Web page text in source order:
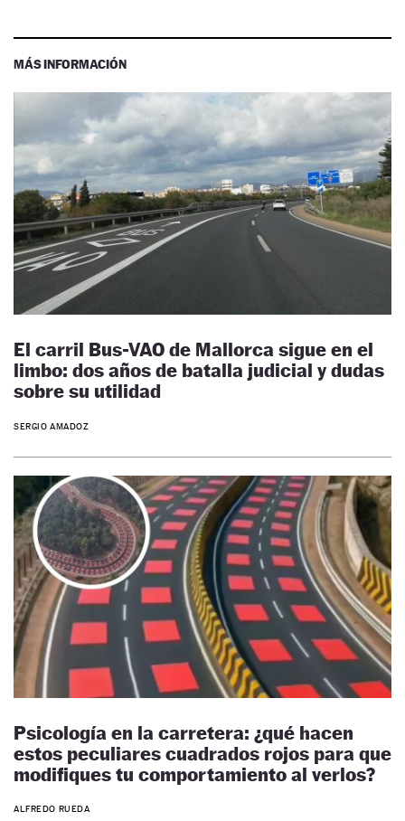
MÁS INFORMACIÓN
El carril Bus-VAO de Mallorca sigue en el
limbo: dos años de batalla judicial y dudas
sobre su utilidad
SERGIO AMADOZ
Psicología en la carretera: ¿qué hacen
estos peculiares cuadrados rojos para que
modifiques tu comportamiento al verlos?
ALFREDO RUEDA